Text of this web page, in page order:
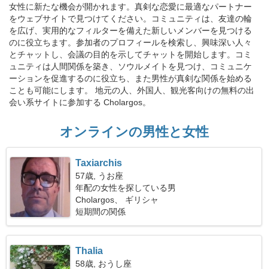
女性に新たな機会が開かれます。真剣な恋愛に最適なパートナー
をウェブサイトで見つけてください。コミュニティは、友達の輪
を広げ、実用的なフィルターを備えた新しいメンバーを見つける
のに役立ちます。参加者のプロフィールを検索し、興味深い人々
とチャットし、会議の目的を示してチャットを開始します。コミ
ュニティは人間関係を築き、ソウルメイトを見つけ、コミュニケ
ーションを促進するのに役立ち、また男性が真剣な関係を始める
ことも可能にします。 地元の人、外国人、観光客向けの無料の出
会い系サイトに参加する Cholargos。
オンラインの男性と女性
Taxiarchis
57歳, うお座
年配の女性を探している男
Cholargos、 ギリシャ
短期間の関係
Thalia
58歳, おうし座